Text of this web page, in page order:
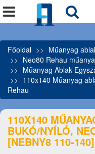
Főoldal
Műanyag
Neo80 Rehau
Műanyag Ablak
110x140 Műanyag
Rehau
110X140
BUKÓ/NYÍLÓ,
[NEBNY8 110-140]